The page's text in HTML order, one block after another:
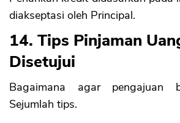
diakseptasi oleh Principal.
14. Tips Pinjaman
Disetujui
Bagaimana agar pengajuan
Sejumlah tips.